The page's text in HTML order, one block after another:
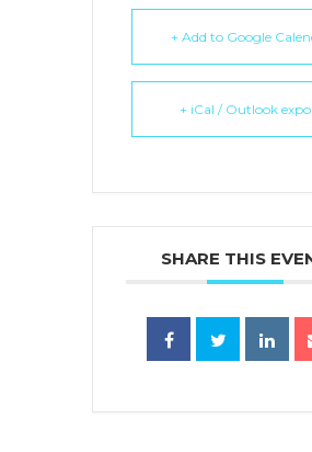
+ Add to Google
+ iCal / Outlook
SHARE THIS